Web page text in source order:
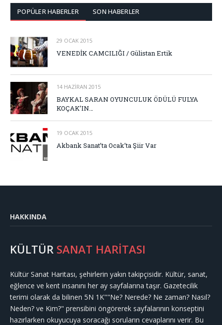
POPÜLER HABERLER SON HABERLER
29 OCAK 2015
VENEDİK CAMCILIĞI / Gülistan Ertik
14 HAZIRAN 2015
BAYKAL SARAN OYUNCULUK ÖDÜLÜ FULYA
KOÇAK’IN…
19 OCAK 2015
Akbank Sanat’ta Ocak’ta Şiir Var
HAKKINDA
KÜLTÜR SANAT HARİTASI
Kültür Sanat Haritası, şehirlerin yakın takipçisidir. Kültür, sanat,
eğlence ve kent insanını her ay sayfalarına taşır. Gazetecilik
terimi olarak da bilinen 5N 1K""Ne? Nerede? Ne zaman? Nasıl?
Neden? ve Kim?" prensibini öngörerek sayfalarının konseptini
hazırlarken okuyucuya soracağı soruların cevaplarını verir. Bu